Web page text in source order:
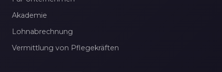
Akademie
Lohnabrechnung
Vermittlung von Pflegekräften